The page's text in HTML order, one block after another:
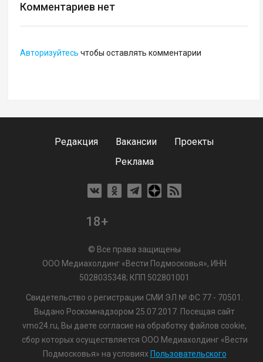
Комментариев нет
Авторизуйтесь чтобы оставлять комментарии
Редакция Вакансии
Проекты
Реклама
18+
© Все права защищены
ООО Медиахолдинг «Вести Подмосковья», ИНН
5028035348; КПП 502801001
Свидетельство о регистрации СМИ ЭЛ № ФС 77 - 70501.
Выдано Роскомнадзором 25.07.2017. Посещая сайт
vmo24.ru, Вы даете согласие на обработку файлов cookie,
сбор которых осуществляется ООО Медиахолдинг «Вести
Подмосковья» на условиях Пользовательского